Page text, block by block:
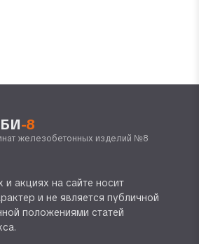
-8
железобетонных изделий №8
акциях на сайте носит
и не является публичной
положениями статей